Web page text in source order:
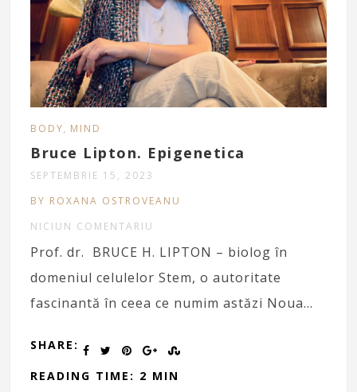
BODY, MIND
Bruce Lipton. Epigenetica
SEPTEMBRIE 15, 2023
BY ROXANA OSTROVEANU
NICIUN COMENTARIU
Prof. dr. BRUCE H. LIPTON – biolog în
domeniul celulelor Stem, o autoritate
fascinantă în ceea ce numim astăzi Noua…
SHARE:
READING TIME: 2 MIN